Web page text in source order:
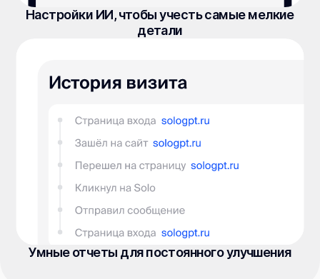
Настройки ИИ, чтобы учесть самые мелкие
детали
Умные отчеты для постоянного улучшения